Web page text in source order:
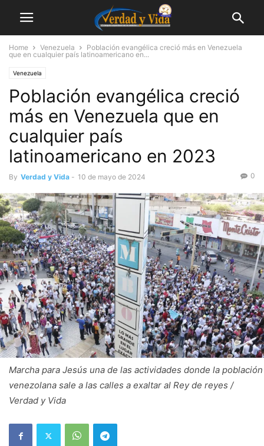
Home Venezuela
Población evangélica creció más en Venezuela
que en cualquier país latinoamericano en...
Venezuela
Población evangélica creció
más en Venezuela que en
cualquier país
latinoamericano en 2023
By Verdad y Vida - 10 de mayo de 2024 0
Marcha para Jesús una de las actividades donde la población
venezolana sale a las calles a exaltar al Rey de reyes /
Verdad y Vida